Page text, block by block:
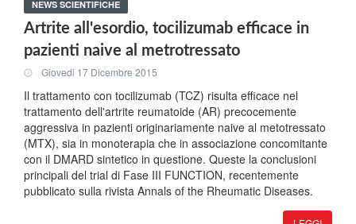
NEWS SCIENTIFICHE
Artrite all'esordio, tocilizumab efficace in
pazienti naive al metrotressato
Giovedi 17 Dicembre 2015
Il trattamento con tocilizumab (TCZ) risulta efficace nel
trattamento dell'artrite reumatoide (AR) precocemente
aggressiva in pazienti originariamente naive al metotressato
(MTX), sia in monoterapia che in associazione concomitante
con il DMARD sintetico in questione. Queste la conclusioni
principali del trial di Fase III FUNCTION, recentemente
pubblicato sulla rivista Annals of the Rheumatic Diseases.